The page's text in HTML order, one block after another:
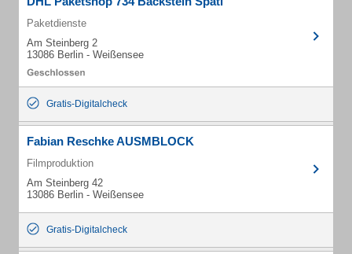
Paketdienste
Am Steinberg 2
13086 Berlin - Weißensee
Gratis-Digitalcheck
Fabian Reschke AUSMBLOCK
Filmproduktion
Am Steinberg 42
13086 Berlin - Weißensee
Gratis-Digitalcheck